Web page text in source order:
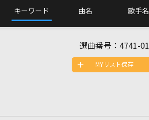
キーワード 曲名 歌手名
選曲番号： 4741-01
MYリスト保存